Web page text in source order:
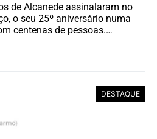
de Alcanede assinalaram no
o seu 25º aniversário numa
centenas de pessoas.…
DESTAQUE